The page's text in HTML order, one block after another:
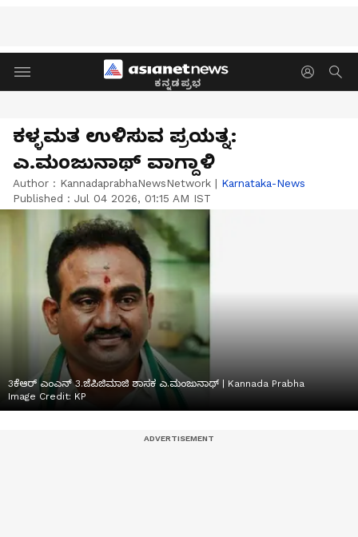
ಕನ್ನಡಪ್ರಭ
ಕಳ್ಳಮತ ಉಳಿಸುವ ಪ್ರಯತ್ನ:
ಎ.ಮಂಜುನಾಥ್ ವಾಗ್ದಾಳಿ
Author : KannadaprabhaNewsNetwork | Karnataka-News
Published : Jul 04 2026, 01:15 AM IST
3ಕೆಆರ್ ಎಂಎನ್ 3.ಜೆಪಿಜಿಮಾಜಿ ಶಾಸಕ ಎ.ಮಂಜುನಾಥ್ | Kannada Prabha
Image Credit: KP